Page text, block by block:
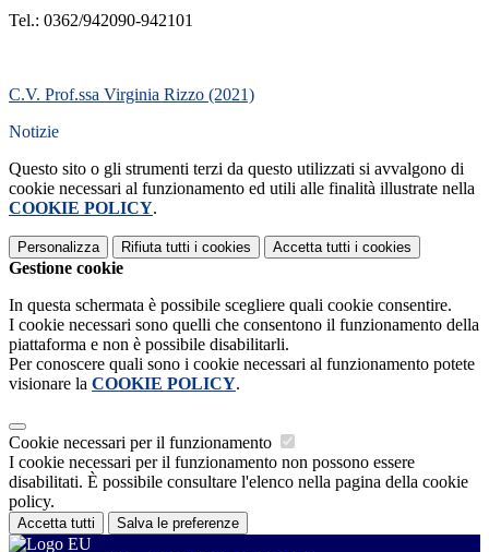
Tel.: 0362/942090-942101
C.V. Prof.ssa Virginia Rizzo (2021)
Notizie
Questo sito o gli strumenti terzi da questo utilizzati si avvalgono di
cookie necessari al funzionamento ed utili alle finalità illustrate nella
COOKIE POLICY.
Personalizza Rifiuta tutti i cookies Accetta tutti i cookies
Gestione cookie
In questa schermata è possibile scegliere quali cookie consentire.
I cookie necessari sono quelli che consentono il funzionamento della
piattaforma e non è possibile disabilitarli.
Per conoscere quali sono i cookie necessari al funzionamento potete
visionare la COOKIE POLICY.
Cookie necessari per il funzionamento
I cookie necessari per il funzionamento non possono essere
disabilitati. È possibile consultare l'elenco nella pagina della cookie
policy.
Accetta tutti Salva le preferenze